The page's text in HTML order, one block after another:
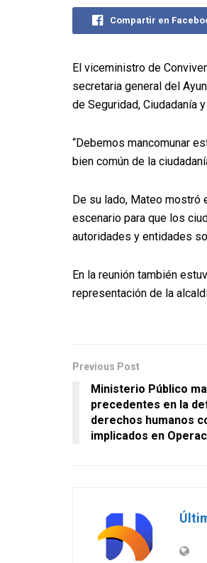
Compartir en
El viceministro de
secretaria general del
de Seguridad, Ciudadanía
“Debemos mancomunar
bien común de la
De su lado, Mateo mostró
escenario para que los
autoridades y entidades
En la reunión también
representación de la
Previous Post
Ministerio Público
precedentes en la
derechos humanos
implicados en